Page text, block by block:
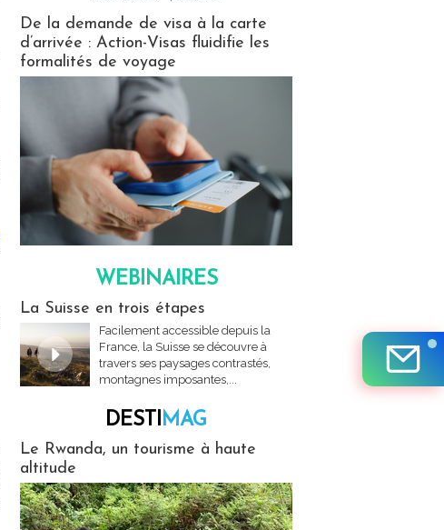
De la demande de visa à la carte
d’arrivée : Action-Visas fluidifie les
formalités de voyage
WEBINAIRES
La Suisse en trois étapes
Facilement accessible depuis la
France, la Suisse se découvre à
travers ses paysages contrastés,
montagnes imposantes,...
DESTIMAG
Le Rwanda, un tourisme à haute
altitude